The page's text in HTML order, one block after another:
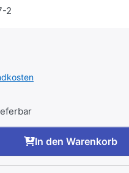
2
In den Warenkorb